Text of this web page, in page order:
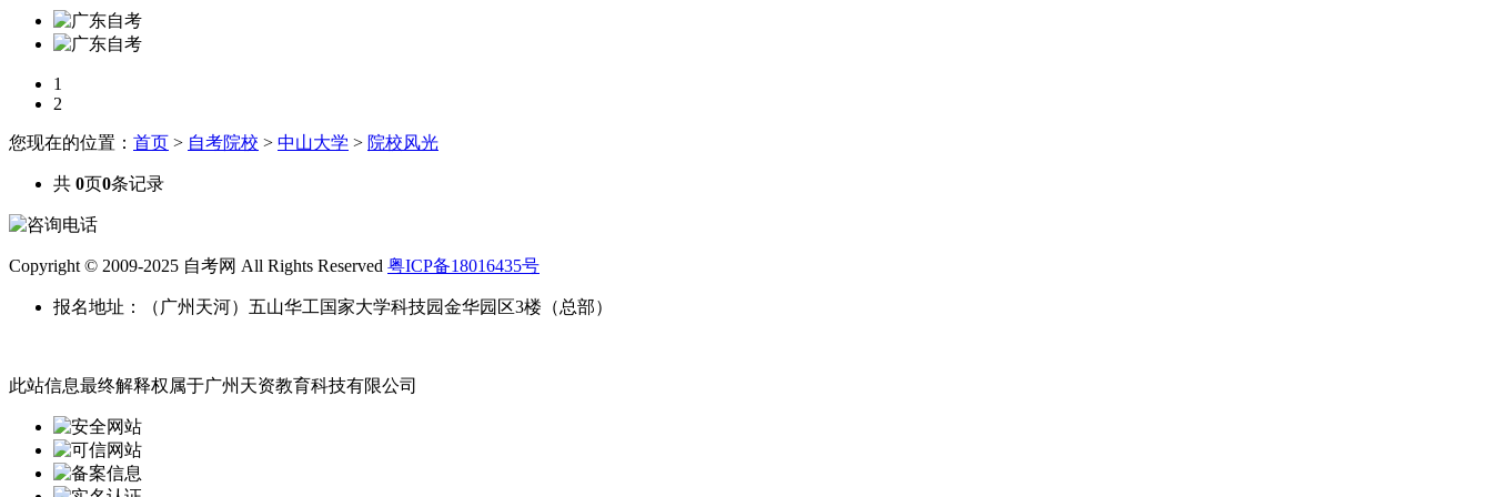
1
2
您现在的位置： 首页 > 自考院校 > 中山大学 > 院校风光
共 0页0条记录
Copyright © 2009-2025 自考网 All Rights Reserved 粤ICP备18016435号
报名地址：（广州天河）五山华工国家大学科技园金华园区3楼（总部）
此站信息最终解释权属于广州天资教育科技有限公司